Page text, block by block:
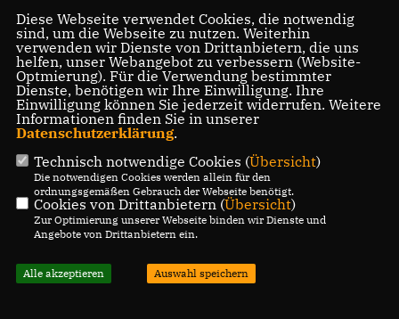
Diese Webseite verwendet Cookies, die notwendig
sind, um die Webseite zu nutzen. Weiterhin
verwenden wir Dienste von Drittanbietern, die uns
helfen, unser Webangebot zu verbessern (Website-
Optmierung). Für die Verwendung bestimmter
Dienste, benötigen wir Ihre Einwilligung. Ihre
Einwilligung können Sie jederzeit widerrufen. Weitere
Informationen finden Sie in unserer
Datenschutzerklärung.
Technisch notwendige Cookies (Übersicht)
Die notwendigen Cookies werden allein für den
ordnungsgemäßen Gebrauch der Webseite benötigt.
Cookies von Drittanbietern (Übersicht)
Zur Optimierung unserer Webseite binden wir Dienste und
Angebote von Drittanbietern ein.
Alle akzeptieren Auswahl speichern